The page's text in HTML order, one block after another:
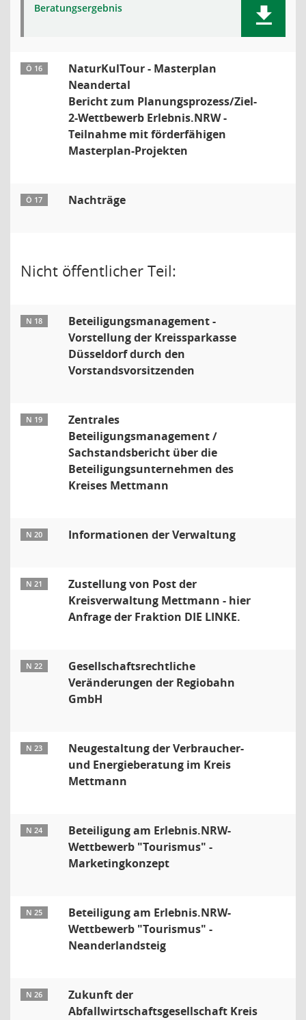
Beratungsergebnis
Ö 16
NaturKulTour - Masterplan
Neandertal
Bericht zum Planungsprozess/Ziel-
2-Wettbewerb Erlebnis.NRW -
Teilnahme mit förderfähigen
Masterplan-Projekten
Ö 17 Nachträge
Nicht öffentlicher Teil:
N 18
Beteiligungsmanagement -
Vorstellung der Kreissparkasse
Düsseldorf durch den
Vorstandsvorsitzenden
N 19
Zentrales
Beteiligungsmanagement /
Sachstandsbericht über die
Beteiligungsunternehmen des
Kreises Mettmann
N 20 Informationen der Verwaltung
N 21
Zustellung von Post der
Kreisverwaltung Mettmann - hier
Anfrage der Fraktion DIE LINKE.
N 22
Gesellschaftsrechtliche
Veränderungen der Regiobahn
GmbH
N 23
Neugestaltung der Verbraucher-
und Energieberatung im Kreis
Mettmann
N 24
Beteiligung am Erlebnis.NRW-
Wettbewerb "Tourismus" -
Marketingkonzept
N 25
Beteiligung am Erlebnis.NRW-
Wettbewerb "Tourismus" -
Neanderlandsteig
N 26
Zukunft der
Abfallwirtschaftsgesellschaft Kreis